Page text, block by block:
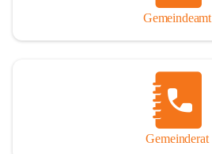
Gemeindeamt
Gemeinderat